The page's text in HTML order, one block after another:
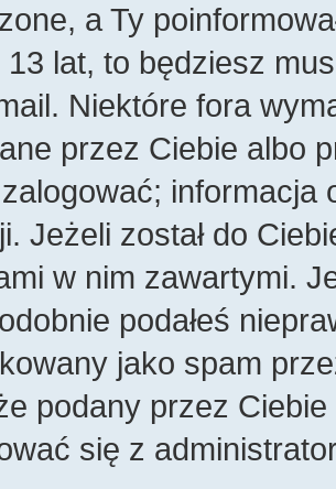
a Ty
lat, to będziesz
Niektóre fora
przez Ciebie albo
zalogować;
Jeżeli został do
w nim zawartymi.
podałeś
jako spam
podany przez
się z